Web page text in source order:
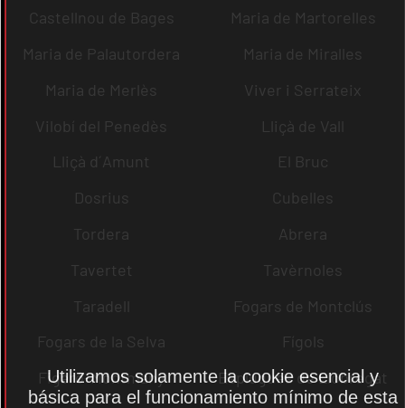
Castellnou de Bages
Maria de Martorelles
Maria de Palautordera
Maria de Miralles
Maria de Merlès
Viver i Serrateix
Vilobí del Penedès
Lliçà de Vall
Lliçà d´Amunt
El Bruc
Dosrius
Cubelles
Tordera
Abrera
Tavertet
Tavèrnoles
Taradell
Fogars de Montclús
Fogars de la Selva
Fígols
Figaró-Montmany
Esplugues de Llobregat
Utilizamos solamente la cookie esencial y
básica para el funcionamiento mínimo de esta